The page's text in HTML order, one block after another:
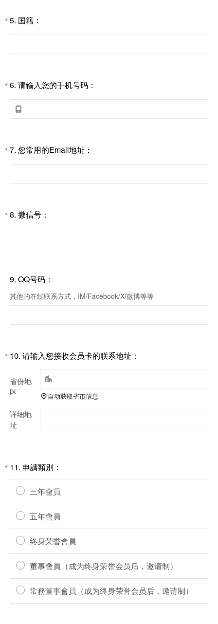
*5. 国籍：
*6. 请输入您的手机号码：

*7. 您常用的Email地址：
*8. 微信号：
9. QQ号码：
其他的在线联系方式，IM/Facebook/X/微博等等
* 10. 请输入您接收会员卡的联系地址：
省份地
区

自动获取省市信息
详细地
址
* 11. 申請類別：
三年會員
五年會員
终身荣誉會員
董事會員（成为终身荣誉会员后，邀请制）
常務董事會員（成为终身荣誉会员后，邀请制）